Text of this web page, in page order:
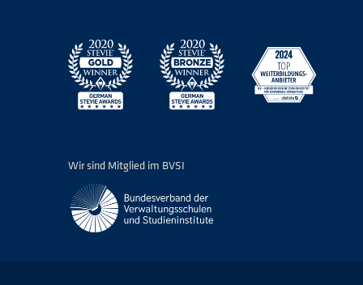
Wir sind Mitglied im BVSI